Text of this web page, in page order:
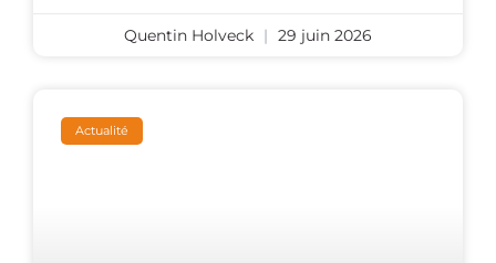
Quentin Holveck 29 juin 2026
Actualité